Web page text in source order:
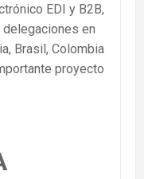
EDI y B2B,
en
Brasil, Colombia
proyecto